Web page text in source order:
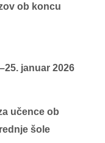
ob koncu
januar 2026
učence ob
šole